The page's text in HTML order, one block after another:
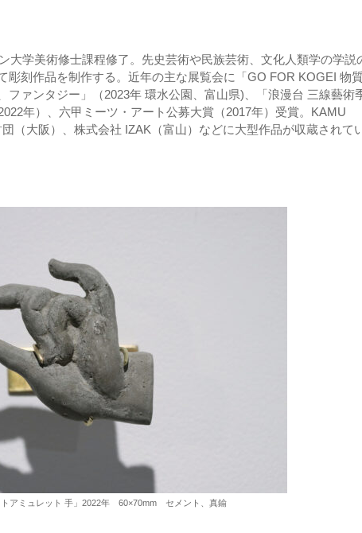
大学美術修士課程修了。先史芸術や民族芸術、文化人類学の学説
彫刻作品を制作する。近年の主な展覧会に「GO FOR KOGEI 物
ァンタジー」（2023年 環水公園、富山県)、「浪漫台 三線藝術
年）、六甲ミーツ・アート公募大賞（2017年）受賞。KAMU
（大阪）、株式会社 IZAK（富山）などに大型作品が収蔵されて
トアミュレット 手」2022年 60×70mm セメント、真鍮